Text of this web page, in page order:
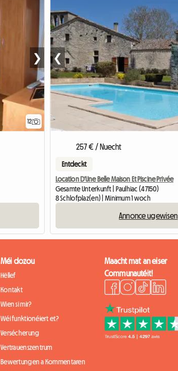
12
❯ ❮
257 € / Nuecht
Entdeckt
Location D'Une Belle Maison Et Piscine Privée
Gesamte Unterkunft | Paulhiac (47150)
8 Schlofplaz(en) | Minimum 1 woch
Annonce ugewisen
Méi dozou
Hëllef
Kontakt
Wien si mir?
Wéi funktionéiert et?
Versécherung
Vertrauenszentrum
Bewertungen a Kommentaren
Maacht mat an eiser
Communautéit!